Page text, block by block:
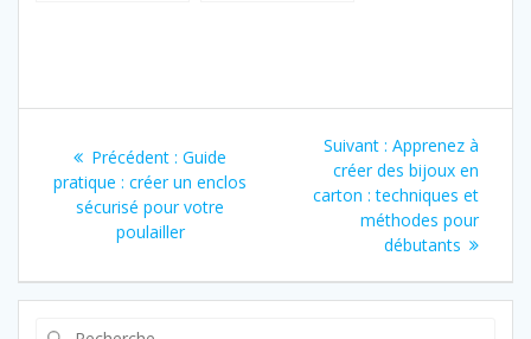
de
l’article
Précédent : Article
précédent
:
Guide
pratique : créer un enclos
sécurisé pour votre
poulailler
Suivant : Article
suivant
:
Apprenez à
créer des bijoux en
carton : techniques et
méthodes pour
débutants